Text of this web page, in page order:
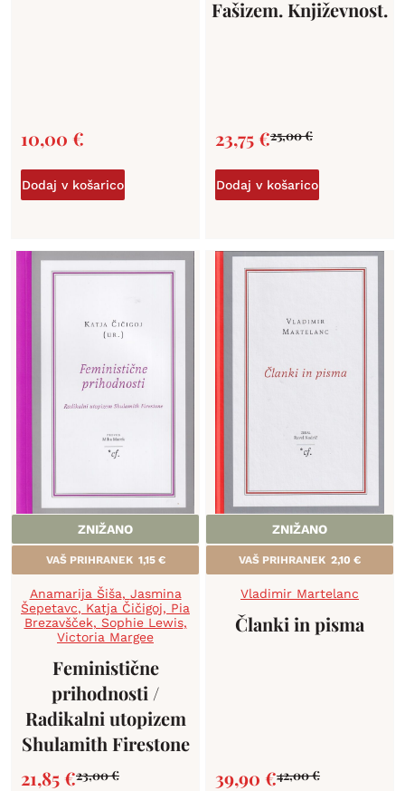
10,00 €
Dodaj v košarico
Fašizem. Književnost.
25,00€
23,75€
Dodaj v košarico
ZNIŽANO
VAŠ PRIHRANEK 1,15 €
Anamarija Šiša, Jasmina
Šepetavc, Katja Čičigoj, Pia
Brezavšček, Sophie Lewis,
Victoria Margee
Feministične
prihodnosti /
Radikalni utopizem
Shulamith Firestone
23,00€
21,85€
ZNIŽANO
VAŠ PRIHRANEK 2,10 €
Vladimir Martelanc
Članki in pisma
42,00€
39,90 €